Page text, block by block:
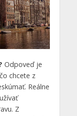
Odpoveď je
chcete z
Reálne
Z